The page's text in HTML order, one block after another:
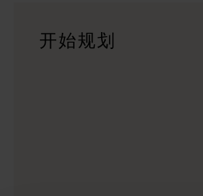
<p>准备好探索了？请看看这些来
开始规划